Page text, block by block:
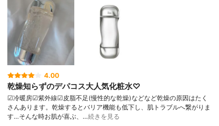
4.00
乾燥知らずのデパコス大人気化粧水♡
☑︎冷暖房☑︎紫外線☑︎皮脂不足(慢性的な乾燥)などなど乾燥の原因はたく
さんあります。乾燥するとバリア機能も低下し、肌トラブルへ繋がりま
す…そんな時お肌が喜ぶ、…続きを見る